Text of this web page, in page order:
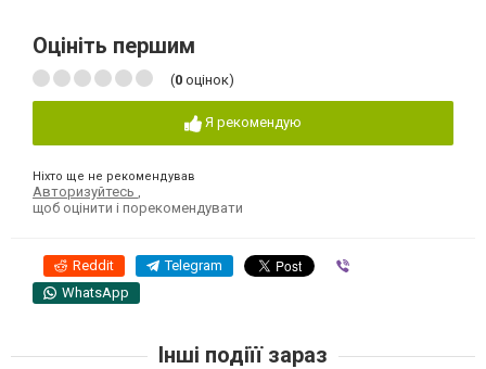
Оцініть першим
(0 оцінок)
Я рекомендую
Ніхто ще не рекомендував
Авторизуйтесь
щоб оцінити і порекомендувати
Reddit Telegram
WhatsApp
Інші подіїї зараз